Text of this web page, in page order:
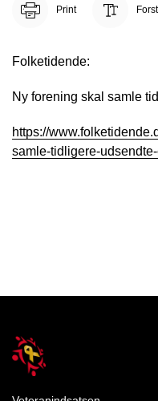
Print
Folketidende:
Ny forening skal samle
https://
samle-tidligere-